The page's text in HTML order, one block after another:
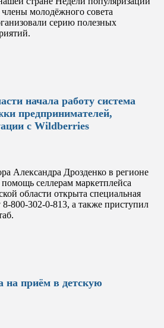
молодёжного совета
серию полезных
начала работу система
предпринимателей,
с Wildberries
Александра Дрозденко в регионе
помощь селлерам маркетплейса
области открыта специальная
800-302-0-813, а также приступил
на приём в детскую